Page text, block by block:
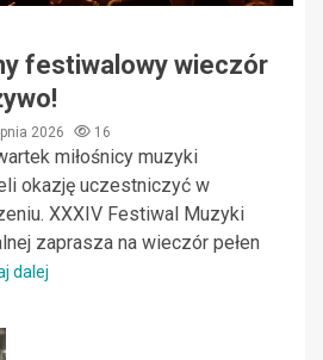
festiwalowy wieczór
2026 16
miłośnicy muzyki
okazję uczestniczyć w
XXXIV Festiwal Muzyki
zaprasza na wieczór pełen
dalej